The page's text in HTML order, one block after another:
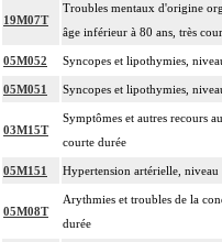
19M07T
Troubles mentaux d'origine
âge inférieur à 80 ans, très
05M052 Syncopes et lipothymies,
05M051 Syncopes et lipothymies,
03M15T
Symptômes et autres recours
courte durée
05M151 Hypertension artérielle, niveau
05M08T
Arythmies et troubles de la
durée